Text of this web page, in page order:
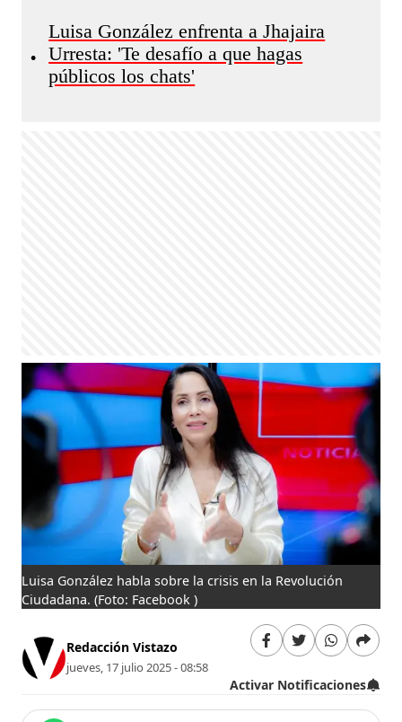
•
Luisa González enfrenta a Jhajaira
Urresta: 'Te desafío a que hagas
públicos los chats'
Luisa González habla sobre la crisis en la Revolución
Ciudadana.(Foto: Facebook )
Redacción Vistazo
jueves, 17 julio 2025 - 08:58
Activar Notificaciones